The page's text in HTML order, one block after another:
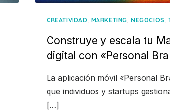
CREATIVIDAD, MARKETING,NEGOCIOS,
Construye y escala tu
digital con «Personal
La aplicación móvil «Personal
que individuos y startups
[…]